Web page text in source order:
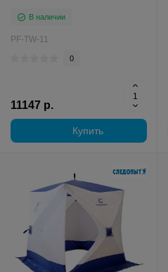
В наличии
PF-TW-11
0
11147 р.
Купить